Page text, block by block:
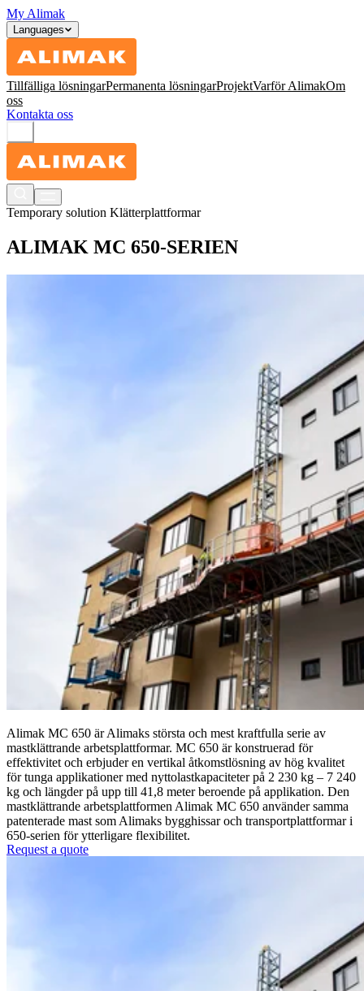
My Alimak
Languages
Tillfälliga lösningarPermanenta lösningarProjektVarför AlimakOm
oss
Kontakta oss
Temporary solution Klätterplattformar
ALIMAK MC 650-SERIEN
Alimak MC 650 är Alimaks största och mest kraftfulla serie av
mastklättrande arbetsplattformar. MC 650 är konstruerad för
effektivitet och erbjuder en vertikal åtkomstlösning av hög kvalitet
för tunga applikationer med nyttolastkapaciteter på 2 230 kg – 7 240
kg och längder på upp till 41,8 meter beroende på applikation. Den
mastklättrande arbetsplattformen Alimak MC 650 använder samma
patenterade mast som Alimaks bygghissar och transportplattformar i
650-serien för ytterligare flexibilitet.
Request a quote